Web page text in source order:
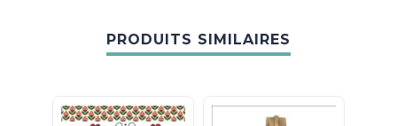
PRODUITS SIMILAIRES